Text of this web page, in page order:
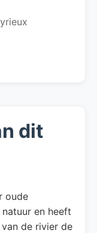
dit
oude
en heeft
de rivier de